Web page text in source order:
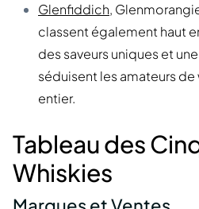
Glenfiddich,
classent également haut
des saveurs uniques et
séduisent les amateurs
entier.
Tableau des
Whiskies